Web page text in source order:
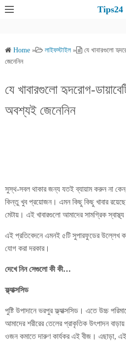
Tips24
Home » লাইফস্টাইল »
যে খাবারগুলো
জেনেনিন
যে খাবারগুলো হৃদরোগ-
অবশ্যই জেনেনিন
সুস্থ-সবল থাকার জন্য যতই ব্যায়াম করুন না কেন,
কিন্তু খুব প্রয়োজন। এমন কিছু কিছু খাবার রয়েছে
মেটায়। এই খাবারগুলো আমাদের সামগ্রিক
এই প্রতিবেদনে এমনই ৫টি সুপারফুডের উল্লেখ
যোগ করা দরকার।
দেখে নিন সেগুলো কী কী…
ফ্ল্যাক্সসিড
পুষ্টি উপাদানে ভরপুর ফ্ল্যাক্সসিড। এতে উচ্চ
আমাদের শরীরের তেলের প্রাকৃতিক উৎপাদন
ওজন কমাতে দারুণ কার্যকর এই বীজ। এছাড়া,